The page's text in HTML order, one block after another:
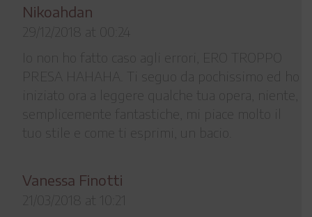
Nikoahdan
29/12/2018 at 00:24
Io non ho fatto caso agli errori, ERO TROPPO
PRESA HAHAHA. Ti seguo da pochissimo ed ho
iniziato ora a leggere qualche tua opera, niente,
semplicemente fantastiche, mi piace molto il
tuo stile e come ti esprimi, un bacio.
Vanessa Finotti
21/03/2018 at 10:21